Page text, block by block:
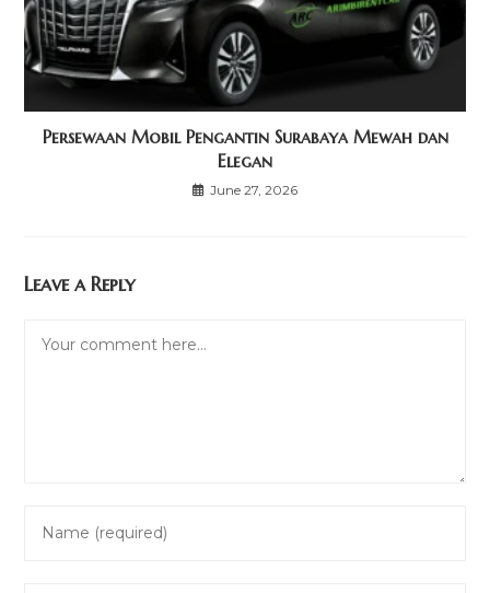
Persewaan Mobil Pengantin Surabaya Mewah dan
Elegan
June 27, 2026
Leave a Reply
your